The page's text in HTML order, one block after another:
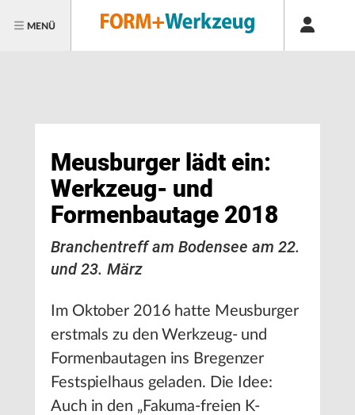
MENÜ
Meusburger lädt ein:
Werkzeug- und
Formenbautage 2018
Branchentreff am Bodensee am 22.
und 23. März
Im Oktober 2016 hatte Meusburger
erstmals zu den Werkzeug- und
Formenbautagen ins Bregenzer
Festspielhaus geladen. Die Idee:
Auch in den „Fakuma-freien K-